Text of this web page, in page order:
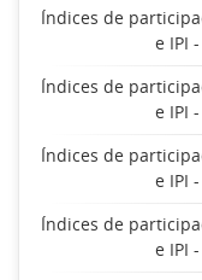
Índices de
e IPI
Índices de
e IPI
Índices de
e IPI
Índices de
e IPI